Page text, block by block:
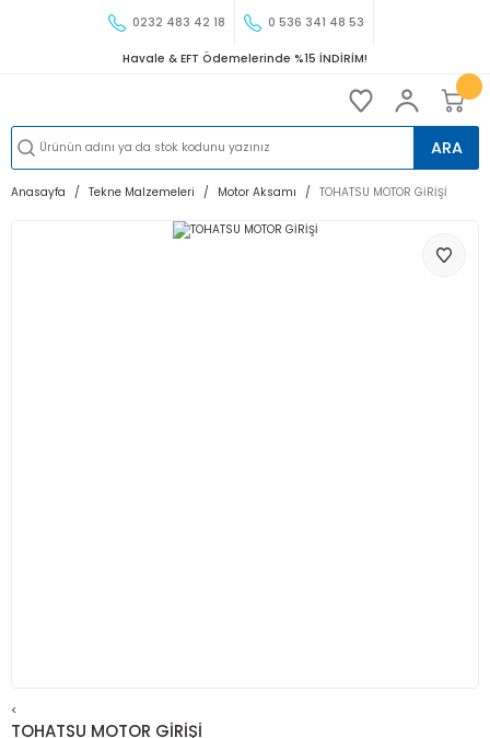
0232 483 42 18 0 536 341 48 53
Havale & EFT Ödemelerinde %15 İNDİRİM!
ARA
Anasayfa Tekne Malzemeleri Motor Aksamı TOHATSU MOTOR GİRİŞİ
<
TOHATSU MOTOR GİRİŞİ